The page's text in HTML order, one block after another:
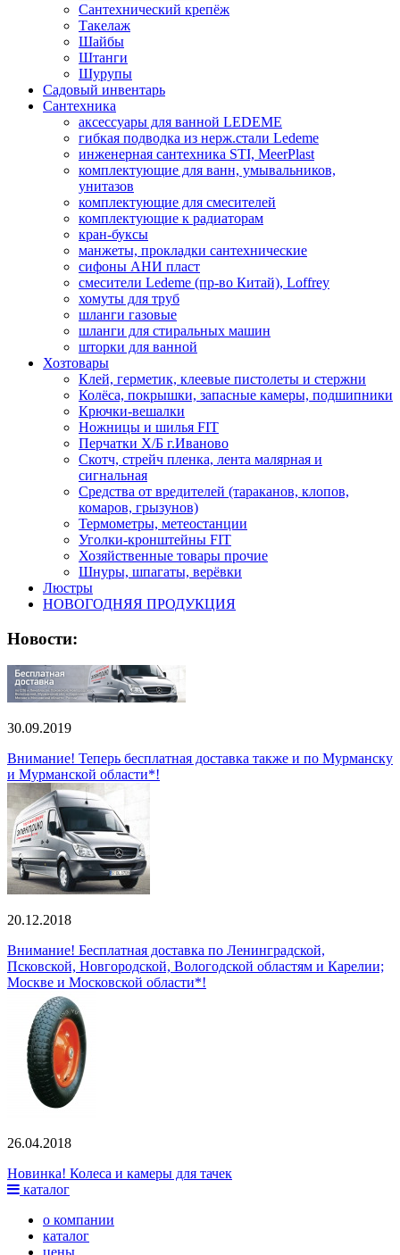
Сантехнический крепёж
Такелаж
Шайбы
Штанги
Шурупы
Садовый инвентарь
Сантехника
аксессуары для ванной LEDEME
гибкая подводка из нерж.стали Ledeme
инженерная сантехника STI, MeerPlast
комплектующие для ванн, умывальников,
унитазов
комплектующие для смесителей
комплектующие к радиаторам
кран-буксы
манжеты, прокладки сантехнические
сифоны АНИ пласт
смесители Ledeme (пр-во Китай), Loffrey
хомуты для труб
шланги газовые
шланги для стиральных машин
шторки для ванной
Хозтовары
Клей, герметик, клеевые пистолеты и стержни
Колёса, покрышки, запасные камеры, подшипники
Крючки-вешалки
Ножницы и шилья FIT
Перчатки Х/Б г.Иваново
Скотч, стрейч пленка, лента малярная и
сигнальная
Средства от вредителей (тараканов, клопов,
комаров, грызунов)
Термометры, метеостанции
Уголки-кронштейны FIT
Хозяйственные товары прочие
Шнуры, шпагаты, верёвки
Люстры
НОВОГОДНЯЯ ПРОДУКЦИЯ
Новости:
30.09.2019
Внимание! Теперь бесплатная доставка также и по Мурманску
и Мурманской области*!
20.12.2018
Внимание! Бесплатная доставка по Ленинградской,
Псковской, Новгородской, Вологодской областям и Карелии;
Москве и Московской области*!
26.04.2018
Новинка! Колеса и камеры для тачек
каталог
о компании
каталог